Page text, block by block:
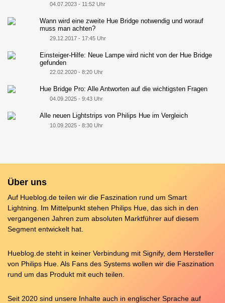
04.07.2023 - 11:52 Uhr
Wann wird eine zweite Hue Bridge notwendig und worauf
muss man achten?
29.12.2017 - 17:45 Uhr
Einsteiger-Hilfe: Neue Lampe wird nicht von der Hue Bridge
gefunden
22.02.2020 - 8:20 Uhr
Hue Bridge Pro: Alle Antworten auf die wichtigsten Fragen
04.09.2025 - 9:43 Uhr
Alle neuen Lightstrips von Philips Hue im Vergleich
10.09.2025 - 8:30 Uhr
Über uns
Auf Hueblog.de teilen wir die Faszination rund um Smart
Lightning. Im Mittelpunkt stehen Philips Hue, das sich in den
vergangenen Jahren zum absoluten Marktführer auf diesem
Segment entwickelt hat.
Hueblog.de steht in keiner Verbindung mit Signify, dem Hersteller
von Philips Hue. Als Fans des Systems wollen wir die Faszination
rund um das Produkt mit euch teilen.
Seit 2020 sind unsere Inhalte auch in englischer Sprache auf